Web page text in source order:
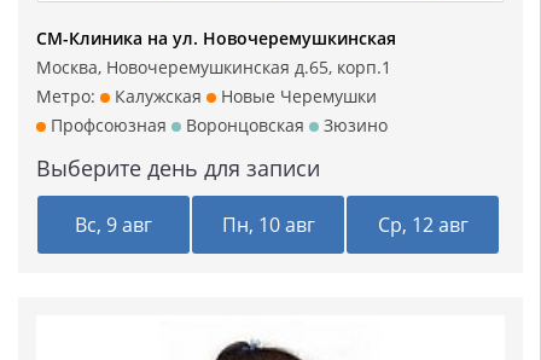
СМ-Клиника на ул. Новочеремушкинская
Москва, Новочеремушкинская д.65, корп.1
Метро:
Калужская
Новые Черемушки
Профсоюзная
Воронцовская Зюзино
Выберите день для записи
Вс, 9 авг Пн, 10 авг Ср, 12 авг